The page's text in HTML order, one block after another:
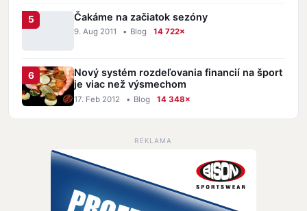
Čakáme na začiatok sezóny
9. Aug 2011 • Blog 14 722×
Nový systém rozdeľovania financií na šport
je viac než výsmechom
17. Feb 2012 • Blog 14 348×
REKLAMA